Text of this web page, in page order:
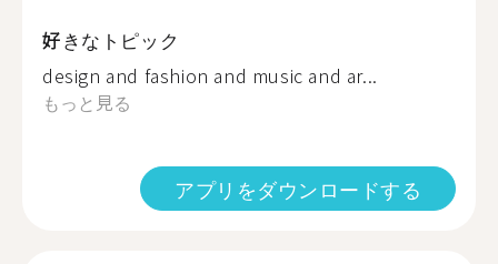
好きなトピック
design and fashion and music and ar...
もっと見る
アプリをダウンロードする